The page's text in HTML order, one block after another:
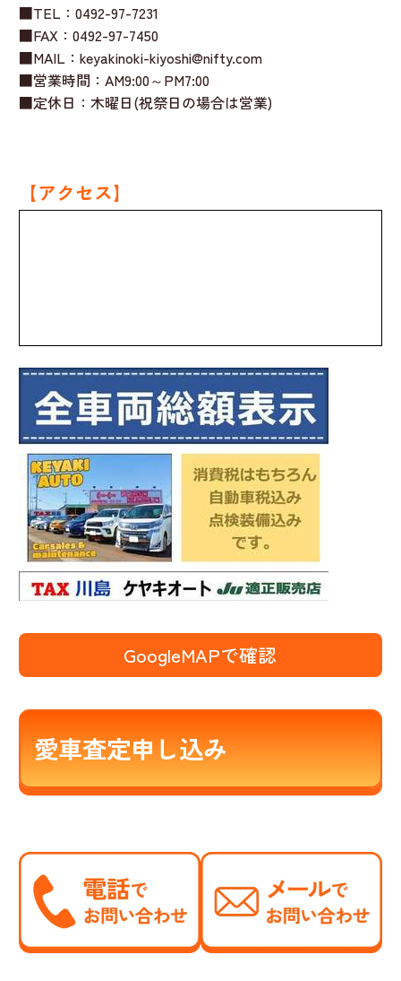
■TEL：0492-97-7231
■FAX：0492-97-7450
■MAIL：keyakinoki-kiyoshi@nifty.com
■営業時間：AM9:00～PM7:00
■定休日：木曜日(祝祭日の場合は営業)
【アクセス】
GoogleMAPで確認
愛車査定申し込み